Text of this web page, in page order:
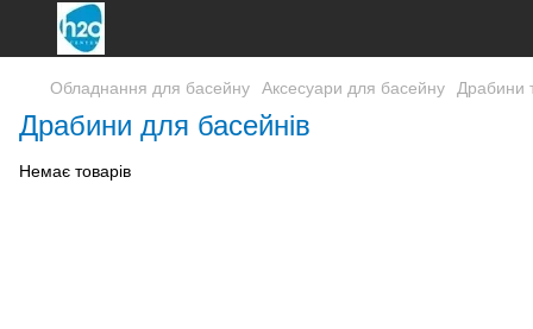
Обладнання для басейну Аксесуари для басейну Драбини
Драбини для басейнів
Немає товарів